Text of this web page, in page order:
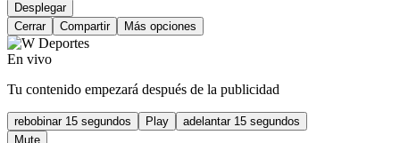
Desplegar
Cerrar
Compartir Más opciones
En vivo
Tu contenido empezará después de la publicidad
rebobinar 15 segundos Play
adelantar 15 segundos
Mute